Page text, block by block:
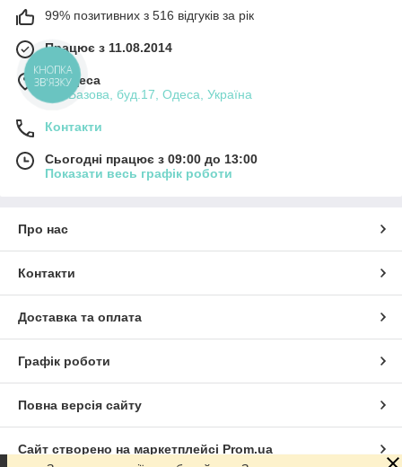
99% позитивних з 516 відгуків за рік
Працює з 11.08.2014
м. Одеса
вул.Базова, буд.17, Одеса, Україна
Контакти
Сьогодні працює з 09:00 до 13:00
Показати весь графік роботи
Про нас
Контакти
Доставка та оплата
Графік роботи
Повна версія сайту
Сайт створено на маркетплейсі Prom.ua
КНОПКА
ЗВ'ЯЗКУ